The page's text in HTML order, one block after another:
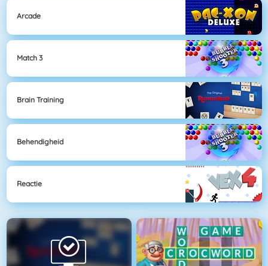
Arcade
Match 3
Brain Training
Behendigheid
Reactie